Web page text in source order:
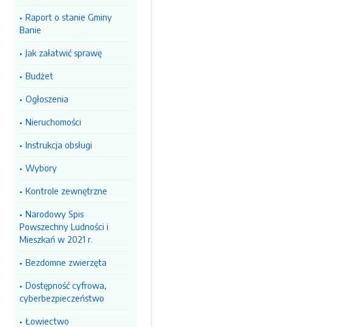
Raport o stanie Gminy
Banie
Jak załatwić sprawę
Budżet
Ogłoszenia
Nieruchomości
Instrukcja obsługi
Wybory
Kontrole zewnętrzne
Narodowy Spis
Powszechny Ludności i
Mieszkań w 2021 r.
Bezdomne zwierzęta
Dostępność cyfrowa,
cyberbezpieczeństwo
Łowiectwo